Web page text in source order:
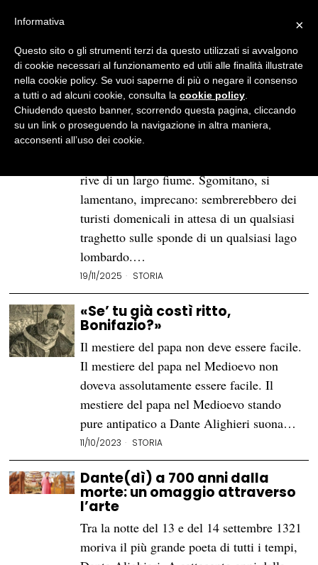
BROWSE TAG
dante
Professione psicopompo:
Caronte, il primo demone della
«Divina Commedia»
rive di un largo fiume. Sgomitano, si
lamentano, imprecano: sembrerebbero dei
turisti domenicali in attesa di un qualsiasi
traghetto sulle sponde di un qualsiasi lago
lombardo.…
19/11/2025 STORIA
«Se’ tu già costì ritto,
Bonifazio?»
Il mestiere del papa non deve essere facile.
Il mestiere del papa nel Medioevo non
doveva assolutamente essere facile. Il
mestiere del papa nel Medioevo stando
pure antipatico a Dante Alighieri suona…
11/10/2023 STORIA
Dante(dì) a 700 anni dalla
morte: un omaggio attraverso
l’arte
Tra la notte del 13 e del 14 settembre 1321
moriva il più grande poeta di tutti i tempi,
×
Informativa
Questo sito o gli strumenti terzi da questo utilizzati si avvalgono
di cookie necessari al funzionamento ed utili alle finalità illustrate
nella cookie policy. Se vuoi saperne di più o negare il consenso
a tutti o ad alcuni cookie, consulta la cookie policy
Chiudendo questo banner, scorrendo questa pagina, cliccando
su un link o proseguendo la navigazione in altra maniera,
acconsenti all’uso dei cookie.